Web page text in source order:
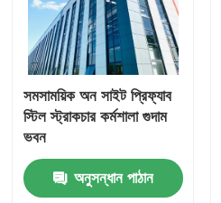
বাণিজ্যিক ইস্পাত গঠন
Prefab ইস্পাত কাঠামো
সমসাময়িক অন সাইট প্রিফ্যাব
স্টিল স্ট্রাকচার কর্মশালা গুদাম
ভবন
অনুসন্ধান পাঠান